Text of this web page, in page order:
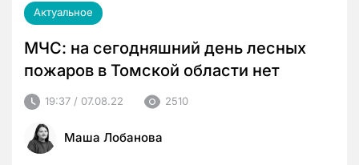
Актуальное
МЧС: на сегодняшний день лесных
пожаров в Томской области нет
19:37 / 07.08.22 2510
Маша Лобанова